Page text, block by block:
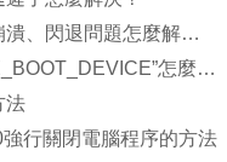
Win10系統中運行英雄聯盟游戲崩潰、閃退問題怎麼解決？
Win10藍屏提示“INACCESSIBLE_BOOT_DEVICE”怎麼處理？
法
行關閉電腦程序的方法